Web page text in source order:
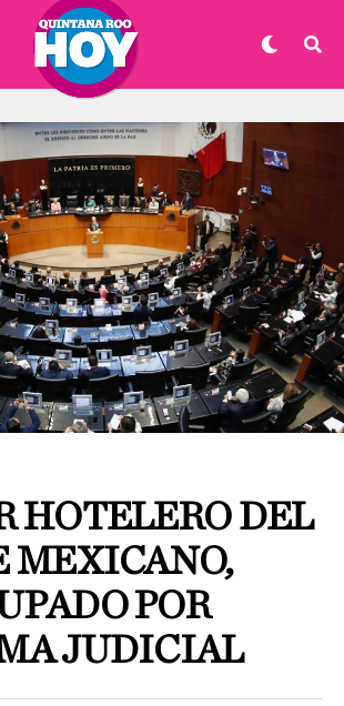
HOTELERO DEL
MEXICANO,
POR
JUDICIAL